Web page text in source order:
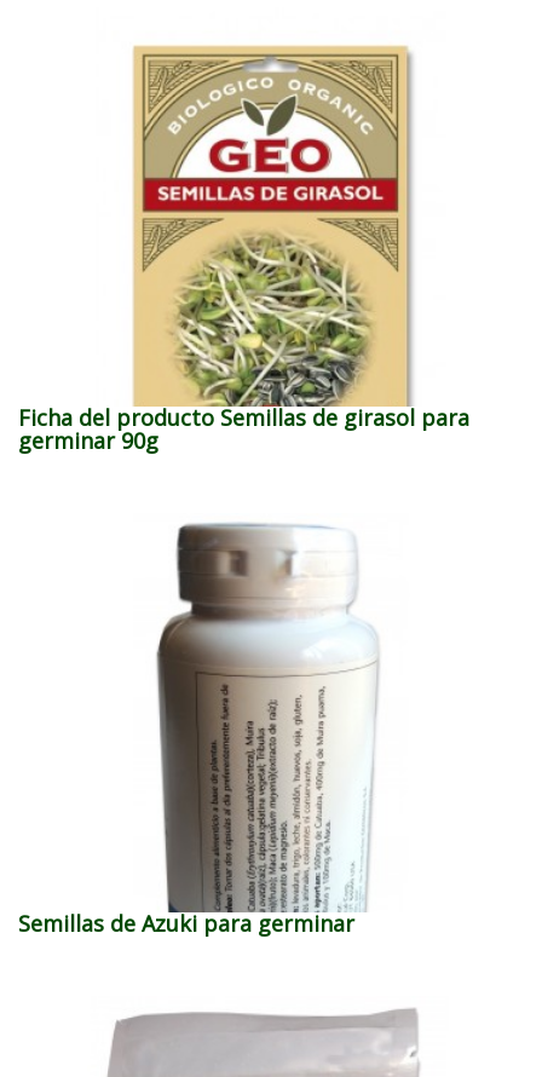
Ficha del producto Semillas de girasol para
germinar 90g
Semillas de Azuki para germinar